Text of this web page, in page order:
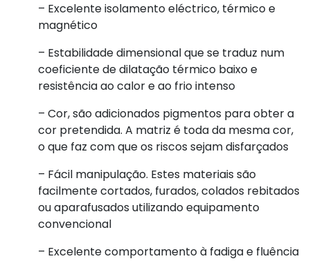
– Excelente isolamento eléctrico, térmico e
magnético
– Estabilidade dimensional que se traduz num
coeficiente de dilatação térmico baixo e
resistência ao calor e ao frio intenso
– Cor, são adicionados pigmentos para obter a
cor pretendida. A matriz é toda da mesma cor,
o que faz com que os riscos sejam disfarçados
– Fácil manipulação. Estes materiais são
facilmente cortados, furados, colados rebitados
ou aparafusados utilizando equipamento
convencional
– Excelente comportamento à fadiga e fluência